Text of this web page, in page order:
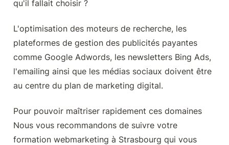
qu'il fallait choisir ?
L'optimisation des moteurs de recherche, les
plateformes de gestion des publicités payantes
comme Google Adwords, les newsletters Bing Ads,
l'emailing ainsi que les médias sociaux doivent être
au centre du plan de marketing digital.
Pour pouvoir maîtriser rapidement ces domaines
Nous vous recommandons de suivre votre
formation webmarketing à Strasbourg qui vous